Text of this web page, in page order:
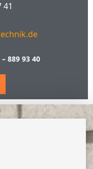
41
889 93 40